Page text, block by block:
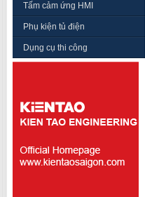
Tấm cảm ứng HMI
Phụ kiện tủ điện
Dụng cụ thi công